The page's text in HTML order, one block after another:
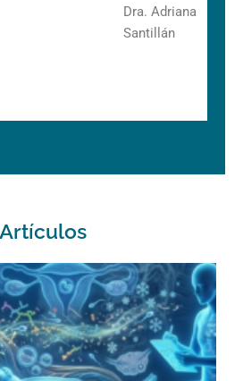
Dra. Adriana
Santillán
Artículos